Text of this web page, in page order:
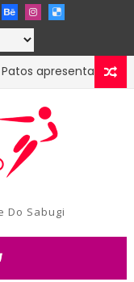
apresenta
Do Sabugi